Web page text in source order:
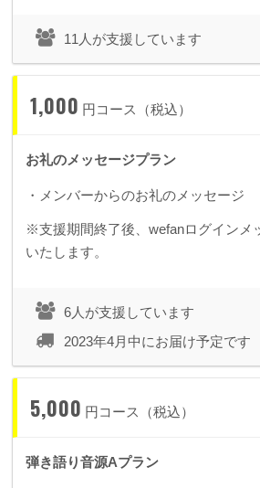
11人が支援しています
1,000 円コース（税込）
お礼のメッセージプラン
・メンバーからのお礼のメッセージ
※支援期間終了後、wefanログインメ
いたします。
6人が支援しています
2023年4月中にお届け予定です
5,000 円コース（税込）
弾き語り音源Aプラン